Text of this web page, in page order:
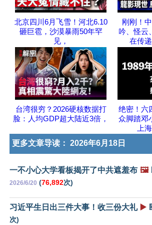
北京四川6月飞雪！河北6.10
砸巨雹，沙漠暴雨50年罕
见，
刚刚！
吟、怪云
在传
台湾很穷？2026硬核数据打
脸：人均GDP超大陆近3倍，
绝密！六
众脚踏邓
上
更多文章导读： 2026年6月18日
一不小心大学看板揭开了中共遮羞布 🖼️
2026/6/20 (76,892次)
习近平生日出三件大事！收三份大礼 ▶️
次)